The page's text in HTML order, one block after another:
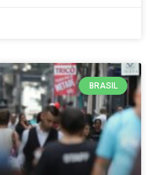
BRASIL